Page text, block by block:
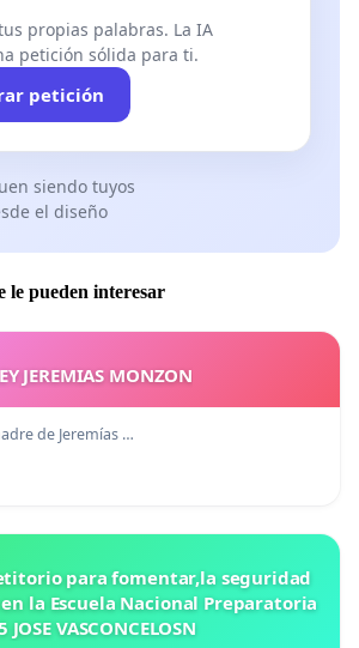
propias palabras. La IA
petición sólida para ti.
petición
siendo tuyos
el diseño
le pueden interesar
JEREMIAS MONZON
de Jeremías …
para fomentar,la seguridad
la Escuela Nacional Preparatoria
JOSE VASCONCELOSN